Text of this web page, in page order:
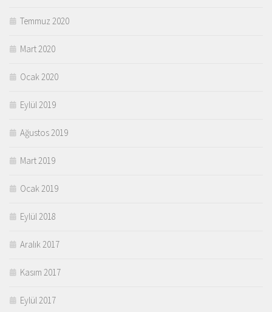
Temmuz 2020
Mart 2020
Ocak 2020
Eylül 2019
Ağustos 2019
Mart 2019
Ocak 2019
Eylül 2018
Aralık 2017
Kasım 2017
Eylül 2017